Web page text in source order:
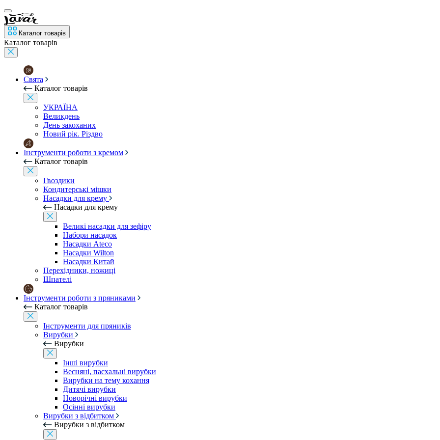
Каталог товарів
Каталог товарів
Свята
Каталог товарів
УКРАЇНА
Великдень
День закоханих
Новий рік. Різдво
Інструменти роботи з кремом
Каталог товарів
Гвоздики
Кондитерські мішки
Насадки для крему
Насадки для крему
Великі насадки для зефіру
Набори насадок
Насадки Ateco
Насадки Wilton
Насадки Китай
Перехідники, ножиці
Шпателі
Інструменти роботи з пряниками
Каталог товарів
Інструменти для пряників
Вирубки
Вирубки
Інші вирубки
Весняні, пасхальні вирубки
Вирубки на тему кохання
Дитячі вирубки
Новорічні вирубки
Осінні вирубки
Вирубки з відбитком
Вирубки з відбитком